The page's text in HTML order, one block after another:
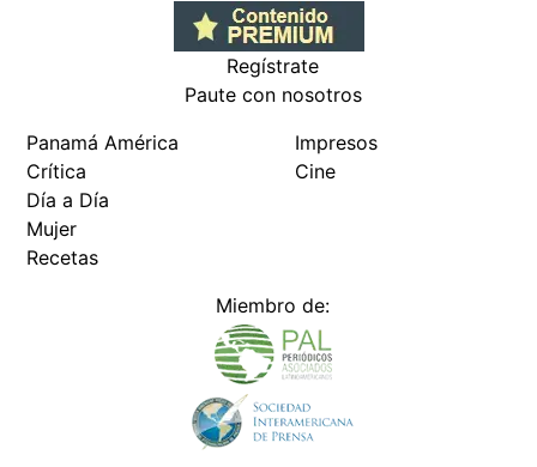
Regístrate
Paute con nosotros
Panamá América
Crítica
Día a Día
Mujer
Recetas
Impresos
Cine
Miembro de: